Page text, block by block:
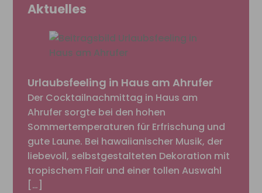
Aktuelles
Urlaubsfeeling in Haus am Ahrufer
Der Cocktailnachmittag in Haus am
Ahrufer sorgte bei den hohen
Sommertemperaturen für Erfrischung und
gute Laune. Bei hawaiianischer Musik, der
liebevoll, selbstgestalteten Dekoration mit
tropischem Flair und einer tollen Auswahl
[…]